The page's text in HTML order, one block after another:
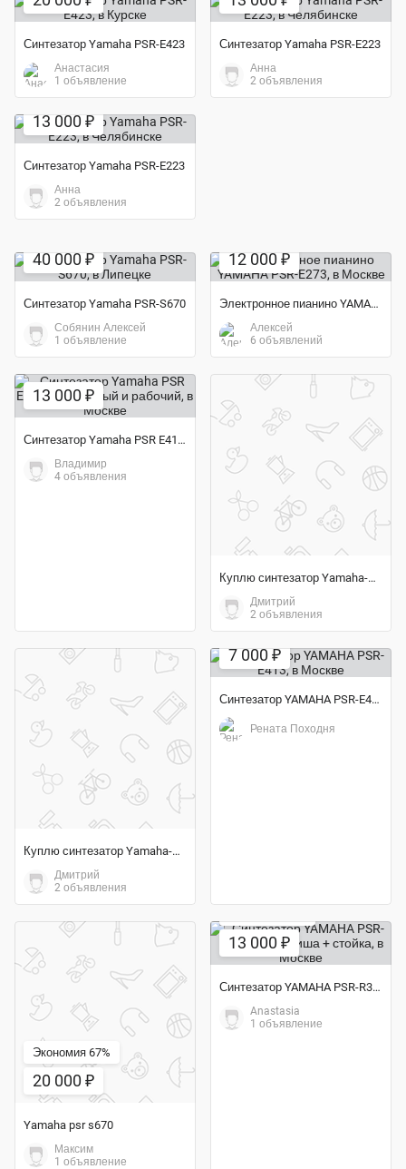
Синтезатор Yamaha PSR-E423
Анастасия
1 объявление
Синтезатор Yamaha PSR-E223
Анна
2 объявления
13 000 ₽
Синтезатор Yamaha PSR-E223
Анна
2 объявления
40 000 ₽
Синтезатор Yamaha PSR-S670
Собянин Алексей
1 объявление
12 000 ₽
Электронное пианино YAMAHA PSR-E273
Алексей
6 объявлений
13 000 ₽
Синтезатор Yamaha PSR E413 не пыльный и рабочий
Владимир
4 объявления
Куплю синтезатор Yamaha-PSR-640
Дмитрий
2 объявления
Куплю синтезатор Yamaha-PSR-640
Дмитрий
2 объявления
7 000 ₽
Синтезатор YAMAHA PSR-E413
Рената Походня
Экономия 67%
20 000 ₽
Yamaha psr s670
Максим
1 объявление
13 000 ₽
Синтезатор YAMAHA PSR-R300 61 клавиша + стойка
Anastasia
1 объявление